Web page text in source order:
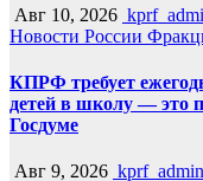
Авг 10, 2026
Новости России
КПРФ требует
детей в школу — это
Госдуме
Авг 9, 2026 kprf_admin